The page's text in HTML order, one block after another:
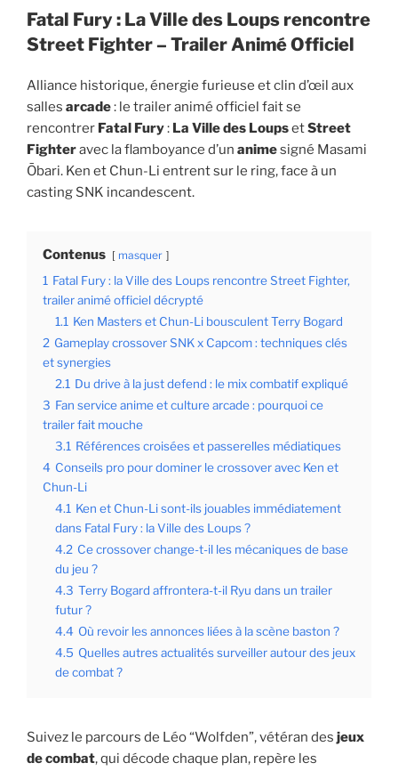
LE
Fatal Fury : La Ville des Loups rencontre
Street Fighter – Trailer Animé Officiel
Alliance historique, énergie furieuse et clin d’œil aux
salles arcade: le trailer animé officiel fait se
rencontrer Fatal Fury: La Ville des LoupsetStreet
Fighteravec la flamboyance d’un animesigné Masami
Ōbari. Ken et Chun-Li entrent sur le ring, face à un
casting SNK incandescent.
Contenus masquer
1 Fatal Fury : la Ville des Loups rencontre Street Fighter,
trailer animé officiel décrypté
1.1 Ken Masters et Chun-Li bousculent Terry Bogard
2 Gameplay crossover SNK x Capcom : techniques clés
et synergies
2.1 Du drive à la just defend : le mix combatif expliqué
3 Fan service anime et culture arcade : pourquoi ce
trailer fait mouche
3.1 Références croisées et passerelles médiatiques
4 Conseils pro pour dominer le crossover avec Ken et
Chun-Li
4.1 Ken et Chun-Li sont-ils jouables immédiatement
dans Fatal Fury : la Ville des Loups ?
4.2 Ce crossover change-t-il les mécaniques de base
du jeu ?
4.3 Terry Bogard affrontera-t-il Ryu dans un trailer
futur ?
4.4 Où revoir les annonces liées à la scène baston ?
4.5 Quelles autres actualités surveiller autour des jeux
de combat ?
Suivez le parcours de Léo “Wolfden”, vétéran des jeux
de combat, qui décode chaque plan, repère les